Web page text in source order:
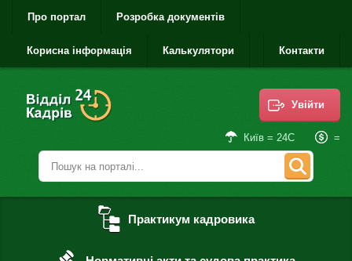
Про портал Розробка документів
Корисна інформація Калькулятори Контакти
Увійти
Київ = 24С =
Практикум кадровика